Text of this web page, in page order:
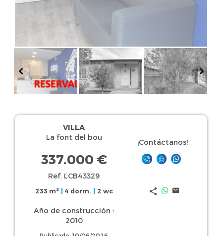
VILLA
La font del bou
337.000 €
Ref. LCB43329
233 m2 4 dorm. 2 wc
Año de construcción :
2010
¡Contáctanos!